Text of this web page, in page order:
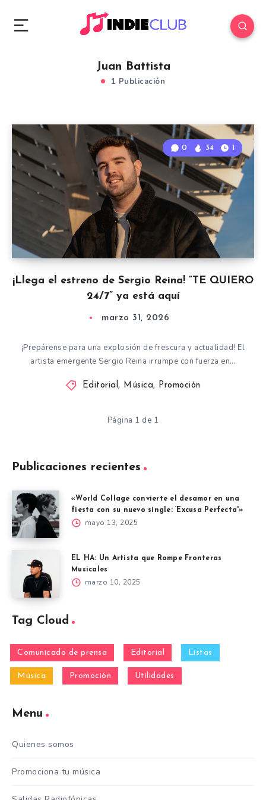
Juan Battista
1 Publicación
¡Llega el estreno de Sergio Reina! “TE QUIERO
24/7” ya está aquí
0 34 1
marzo 31, 2026
¡Prepárense para una explosión de frescura y actualidad! El
artista emergente Sergio Reina irrumpe con fuerza en…
Editorial, Música, Promoción
Página 1 de 1
Publicaciones recientes
«World Collage convierte el desamor en una
fiesta con su nuevo single: ‘Excusa Perfecta'»
mayo 13, 2025
EL HA: Un Artista que Rompe Fronteras
Musicales
marzo 10, 2025
Tag Cloud
Comunicado de prensa Editorial Listas
Música Promoción Utilidades
Menu
Quienes somos
Promociona tu música